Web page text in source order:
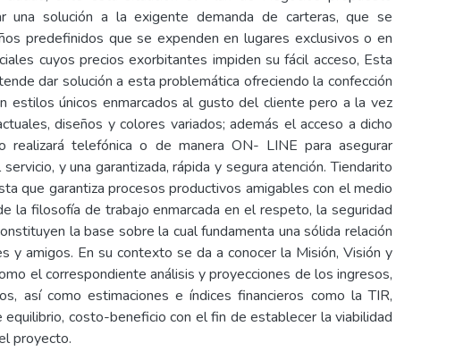
una solución a la exigente demanda de carteras, que se
predefinidos que se expenden en lugares exclusivos o en
cuyos precios exorbitantes impiden su fácil acceso, Esta
dar solución a esta problemática ofreciendo la confección
estilos únicos enmarcados al gusto del cliente pero a la vez
diseños y colores variados; además el acceso a dicho
realizará telefónica o de manera ON- LINE para asegurar
y una garantizada, rápida y segura atención. Tiendarito
que garantiza procesos productivos amigables con el medio
la filosofía de trabajo enmarcada en el respeto, la seguridad
la base sobre la cual fundamenta una sólida relación
y amigos. En su contexto se da a conocer la Misión, Visión y
el correspondiente análisis y proyecciones de los ingresos,
así como estimaciones e índices financieros como la TIR,
equilibrio, costo-beneficio con el fin de establecer la viabilidad
proyecto.